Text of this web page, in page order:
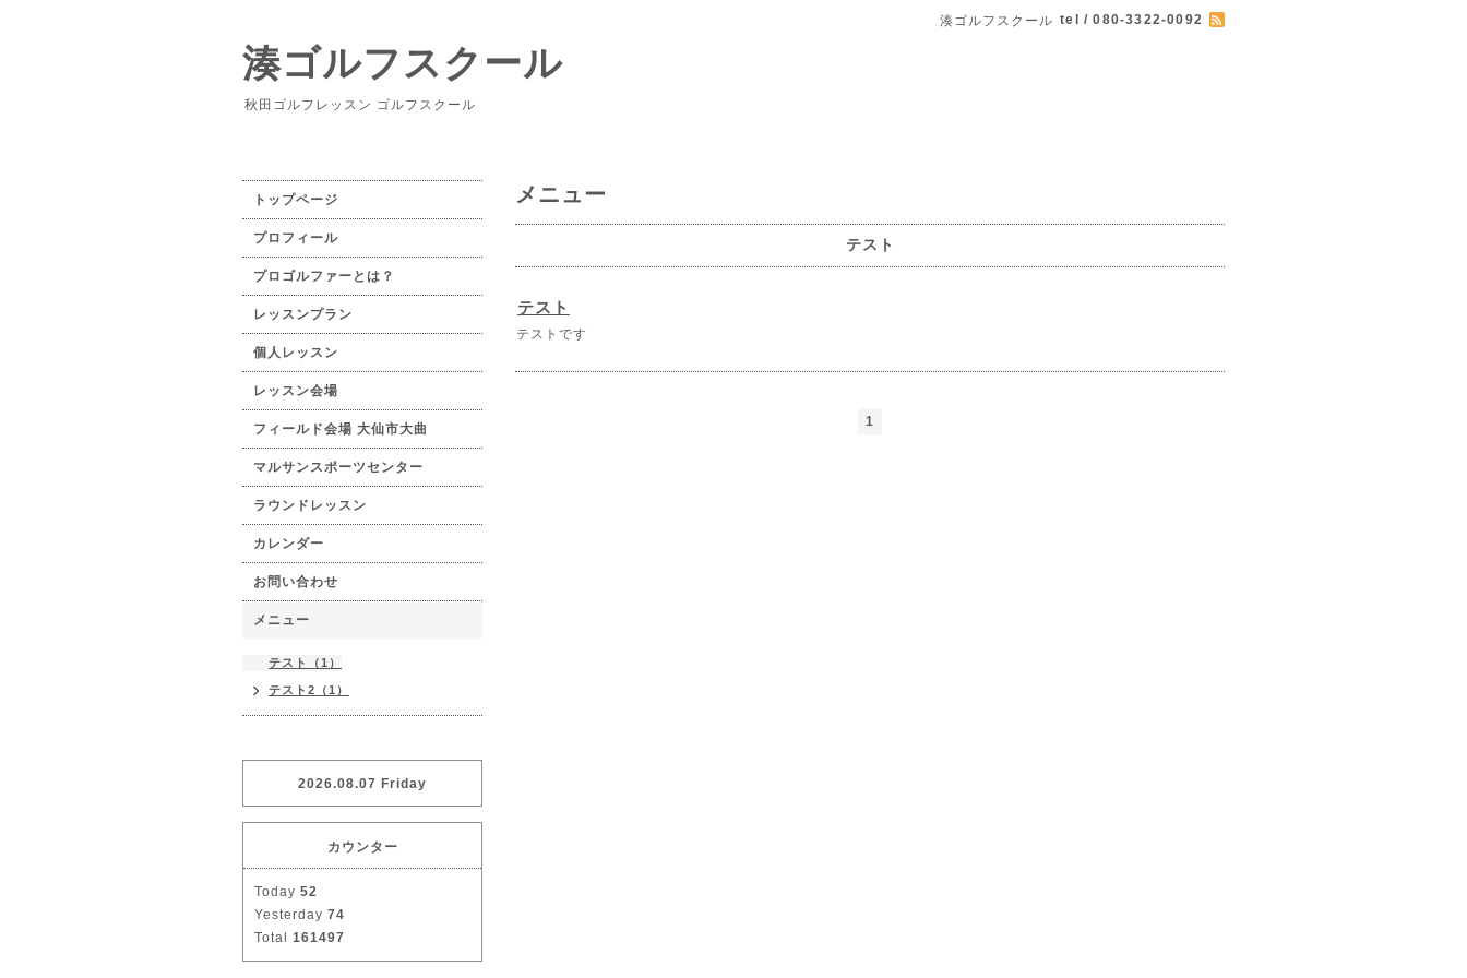
湊ゴルフスクール tel / 080-3322-0092
湊ゴルフスクール
秋田ゴルフレッスン ゴルフスクール
メニュー
テスト
テスト
テストです
1
トップページ
プロフィール
プロゴルファーとは？
レッスンプラン
個人レッスン
レッスン会場
フィールド会場 大仙市大曲
マルサンスポーツセンター
ラウンドレッスン
カレンダー
お問い合わせ
メニュー
テスト（1）
テスト2（1）
2026.08.07 Friday
カウンター
Today 52
Yesterday 74
Total 161497